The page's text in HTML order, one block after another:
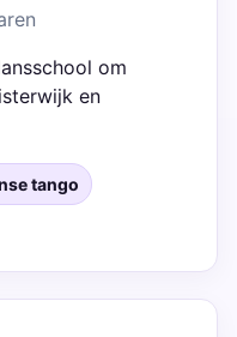
om
en
tango